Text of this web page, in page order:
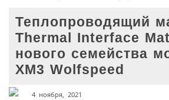
Теплопроводящий
Thermal Interface
нового семейства
XM3 Wolfspeed
4 ноября, 2021